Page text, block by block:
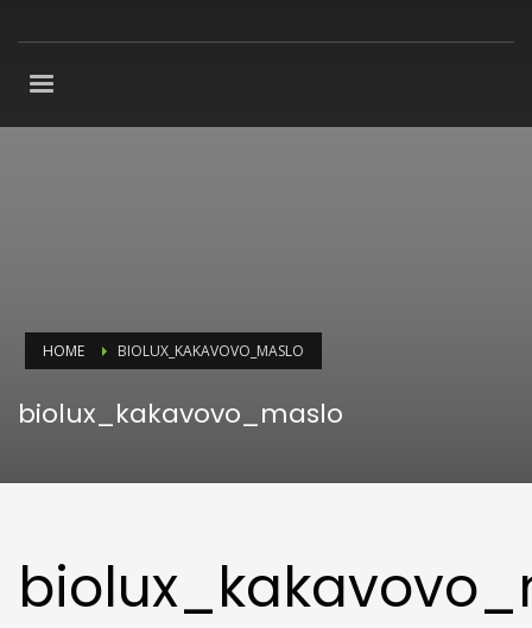
HOME BIOLUX_KAKAVOVO_MASLO
biolux_kakavovo_maslo